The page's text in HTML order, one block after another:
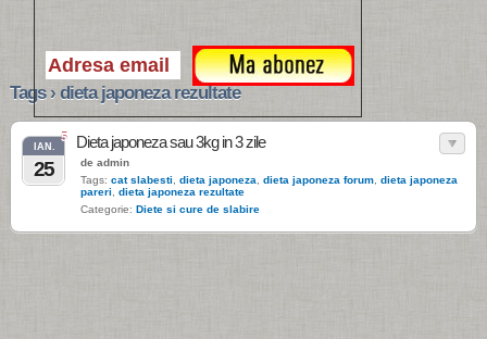
Tags › dieta japoneza rezultate
5
IAN.
25
Dieta japoneza sau 3kg in 3 zile
de admin
Tags: cat slabesti dieta japoneza dieta japoneza forum dieta japoneza
pareri
dieta japoneza rezultate
Categorie: Diete si cure de slabire